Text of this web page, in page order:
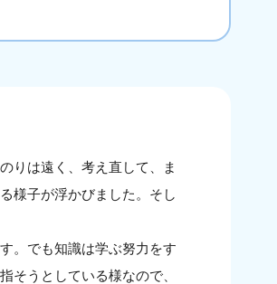
りは遠く、考え直して、ま
様子が浮かびました。そし
。でも知識は学ぶ努力をす
そうとしている様なので、